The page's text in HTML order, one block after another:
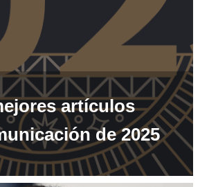
artículos
de 2025